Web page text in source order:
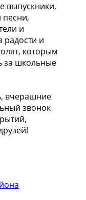
выпускники,
и
радости и
которым
за школьные
вчерашние
звонок